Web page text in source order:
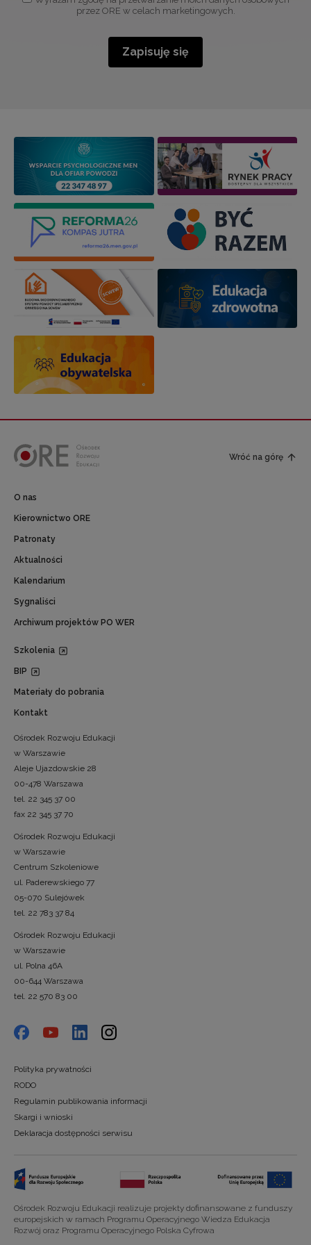
przez ORE w celach marketingowych.
Zapisuję się
Wróć na górę
O nas
Kierownictwo ORE
Patronaty
Aktualności
Kalendarium
Sygnaliści
Archiwum projektów PO WER
Szkolenia
BIP
Materiały do pobrania
Kontakt
Ośrodek Rozwoju Edukacji
w Warszawie
Aleje Ujazdowskie 28
00-478 Warszawa
tel. 22 345 37 00
fax 22 345 37 70
Ośrodek Rozwoju Edukacji
w Warszawie
Centrum Szkoleniowe
ul. Paderewskiego 77
05-070 Sulejówek
tel. 22 783 37 84
Ośrodek Rozwoju Edukacji
w Warszawie
ul. Polna 46A
00-644 Warszawa
tel. 22 570 83 00
Polityka prywatności
RODO
Regulamin publikowania informacji
Skargi i wnioski
Deklaracja dostępności serwisu
Ośrodek Rozwoju Edukacji realizuje projekty dofinansowane z funduszy
europejskich w ramach Programu Operacyjnego Wiedza Edukacja
Rozwój oraz Programu Operacyjnego Polska Cyfrowa